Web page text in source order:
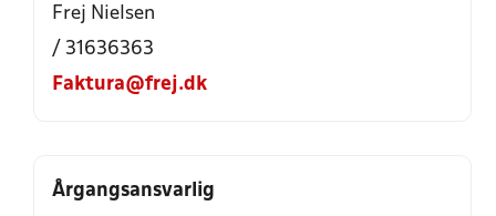
Frej Nielsen
/ 31636363
Faktura@frej.dk
Årgangsansvarlig